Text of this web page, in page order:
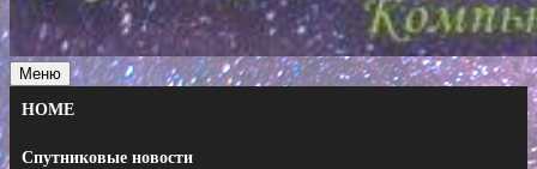
Меню
HOME
Спутниковые новости